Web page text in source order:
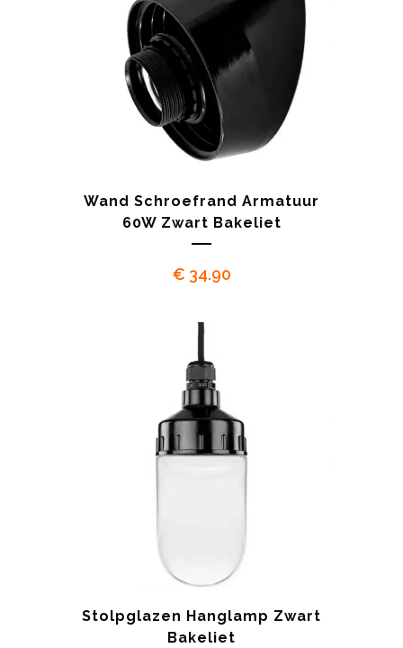
Wand Schroefrand Armatuur
60W Zwart Bakeliet
€ 34.90
Stolpglazen Hanglamp Zwart
Bakeliet